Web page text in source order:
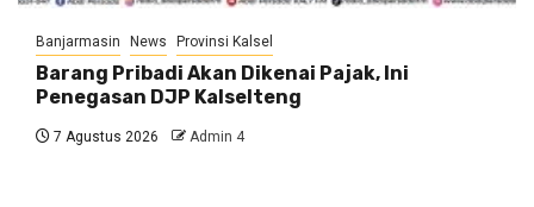
Banjarmasin News Provinsi Kalsel
Barang Pribadi Akan Dikenai Pajak, Ini
Penegasan DJP Kalselteng
7 Agustus 2026 Admin 4